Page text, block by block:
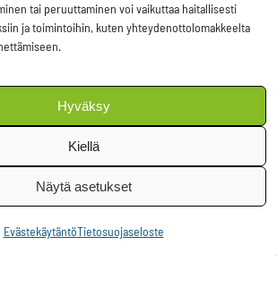
tai peruuttaminen voi vaikuttaa haitallisesti
ja toimintoihin, kuten yhteydenottolomakkeelta
Hyväksy
Kiellä
Näytä asetukset
EvästekäytäntöTietosuojaseloste
voidaan
lukea se, että
vaikeina
aikoina liian tiukka
inflaatiopolitiikka
tai jopa estää
talouskasvua.
Taloudellisen